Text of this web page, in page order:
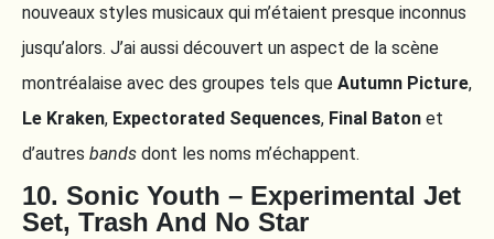
nouveaux styles musicaux qui m’étaient presque inconnus
jusqu’alors. J’ai aussi découvert un aspect de la scène
montréalaise avec des groupes tels que Autumn Picture,
Le Kraken, Expectorated Sequences, Final Baton et
d’autres bands dont les noms m’échappent.
10. Sonic Youth – Experimental Jet
Set, Trash And No Star